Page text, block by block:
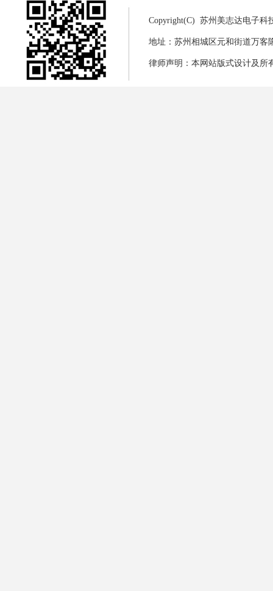
Copyright(C) 苏州美志达电子科
地址：苏州相城区元和街道万客
律师声明：本网站版式设计及所